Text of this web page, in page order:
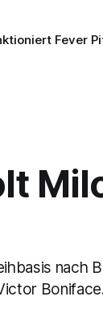
Fever
nach